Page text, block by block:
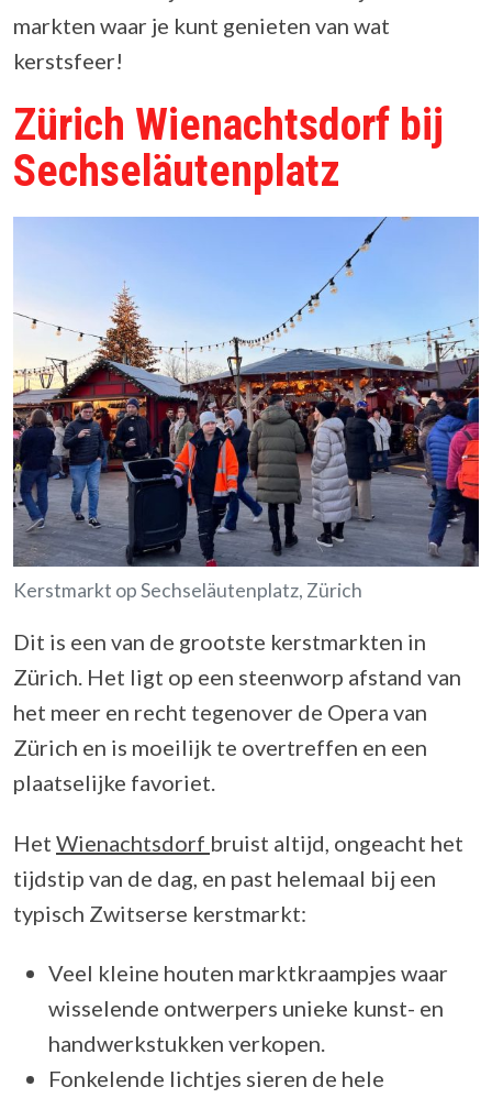
markten waar je kunt genieten van wat
kerstsfeer!
Zürich Wienachtsdorf bij
Sechseläutenplatz
Kerstmarkt op Sechseläutenplatz, Zürich
Dit is een van de grootste kerstmarkten in
Zürich. Het ligt op een steenworp afstand van
het meer en recht tegenover de Opera van
Zürich en is moeilijk te overtreffen en een
plaatselijke favoriet.
Het Wienachtsdorf bruist altijd, ongeacht het
tijdstip van de dag, en past helemaal bij een
typisch Zwitserse kerstmarkt:
Veel kleine houten marktkraampjes waar
wisselende ontwerpers unieke kunst- en
handwerkstukken verkopen.
Fonkelende lichtjes sieren de hele